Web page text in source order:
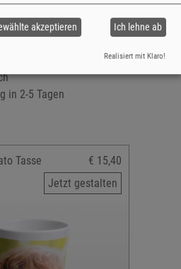
Fläche: max. 21 x 13,9 cm
in 2-5 Tagen
Tasse
€ 15,40
Jetzt gestalten
Ich lehne ab
akzeptieren
Realisiert mit Klaro!